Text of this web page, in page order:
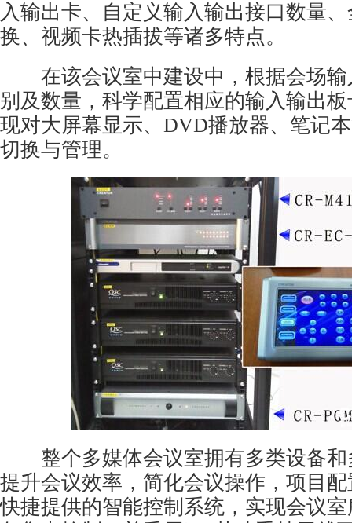
入输出卡、自定义输入输出接口数量
换、视频卡热插拔等诸多特点。
在该会议室中建设中，根据会场输
别及数量，科学配置相应的输入输出
现对大屏幕显示、DVD播放器、笔记
切换与管理。
整个多媒体会议室拥有多类设备和
提升会议效率，简化会议操作，项目配
快捷提供的智能控制系统，实现会议